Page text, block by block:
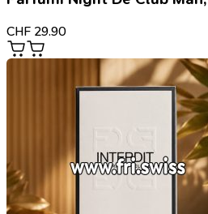
CHF 29.90